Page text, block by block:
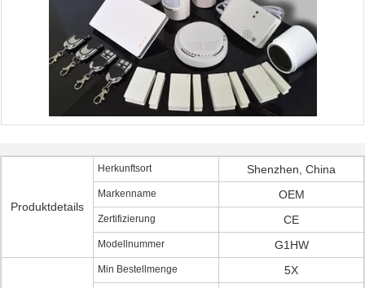
Produktdetails
Herkunftsort Shenzhen, China
Markenname OEM
Zertifizierung CE
Modellnummer G1HW
Min Bestellmenge 5X